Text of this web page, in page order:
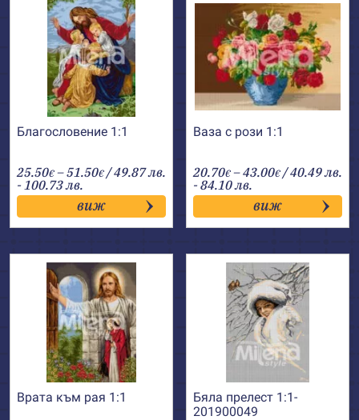
Благословение 1:1
25.50€ –51.50€Price
range:
25.50€
through
51.50€
/ 49.87 лв.
- 100.73 лв.
виж
Ваза с рози 1:1
20.70€ –43.00€Price
range:
20.70€
through
43.00€
/ 40.49 лв.
- 84.10 лв.
виж
Врата към рая 1:1
Бяла прелест 1:1-
201900049